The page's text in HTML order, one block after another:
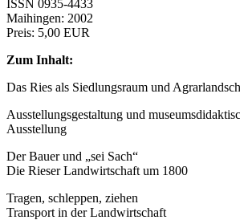
ISSN 0935-4433
Maihingen: 2002
Preis: 5,00 EUR
Zum Inhalt:
Das Ries als Siedlungsraum und
Ausstellungsgestaltung und
Ausstellung
Der Bauer und „sei Sach“
Die Rieser Landwirtschaft um 1800
Tragen, schleppen, ziehen
Transport in der Landwirtschaft